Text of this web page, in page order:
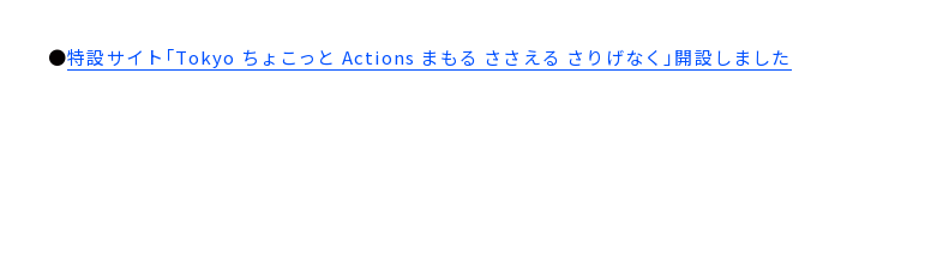
●特設サイト「Tokyo ちょこっと Actions まもる ささえる さりげなく」開設しました